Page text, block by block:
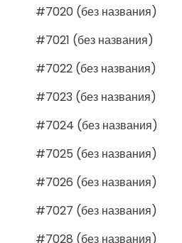
#7020 (без названия)
#7021 (без названия)
#7022 (без названия)
#7023 (без названия)
#7024 (без названия)
#7025 (без названия)
#7026 (без названия)
#7027 (без названия)
#7028 (без названия)